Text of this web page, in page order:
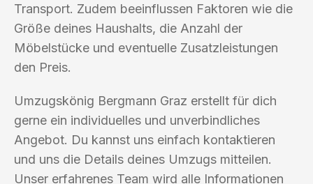
Transport. Zudem beeinflussen Faktoren wie die
Größe deines Haushalts, die Anzahl der
Möbelstücke und eventuelle Zusatzleistungen
den Preis.
Umzugskönig Bergmann Graz erstellt für dich
gerne ein individuelles und unverbindliches
Angebot. Du kannst uns einfach kontaktieren
und uns die Details deines Umzugs mitteilen.
Unser erfahrenes Team wird alle Informationen